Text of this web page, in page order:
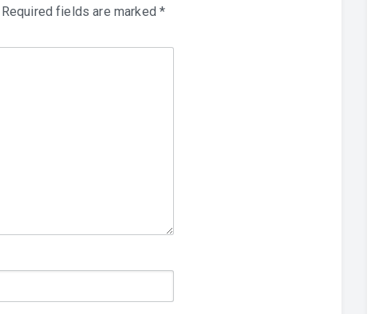
Required fields are marked*